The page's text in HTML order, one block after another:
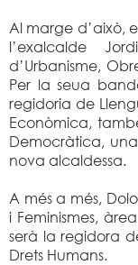
Al marge d’això,
l’exalcalde
d’Urbanisme,
Per la seua
regidoria de
Econòmica,
Democràtica,
nova alcaldessa.
A més a més,
i Feminismes,
serà la regidora
Drets Humans.